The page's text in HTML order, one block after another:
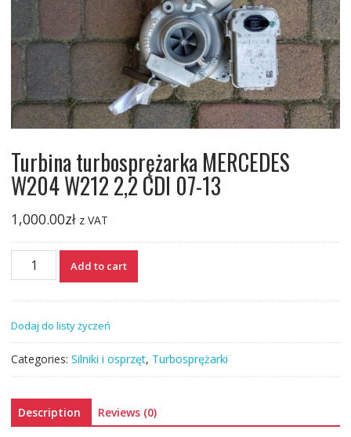
Turbina turbosprężarka MERCEDES
W204 W212 2,2 CDI 07-13
1,000.00zł z VAT
Turbina
turbosprężarka
W212
2,2
CDI
07-
13
quantity
Add to cart
Dodaj do listy życzeń
Categories: Silniki i osprzęt, Turbosprężarki
Description Reviews (0)